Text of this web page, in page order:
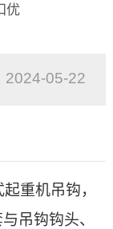
优
2024-05-22
起重机吊钩，
吊钩钩头、